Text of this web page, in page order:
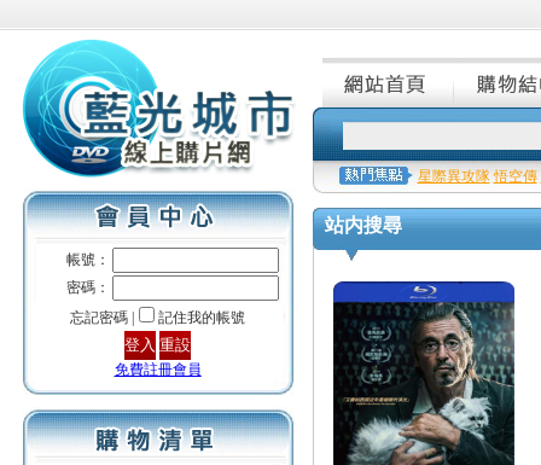
帳號：
密碼：
忘記密碼 |
記住我的帳號
免費註冊會員
星際異攻隊 悟空傳
站内搜尋